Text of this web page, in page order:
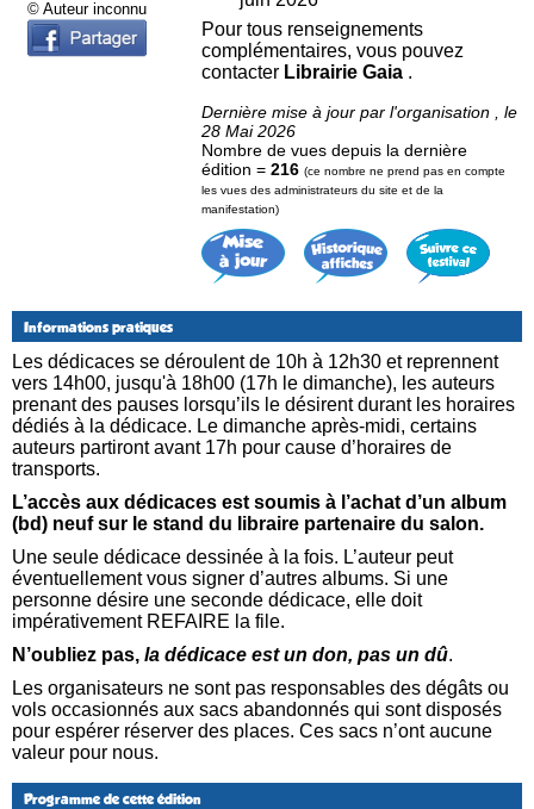
© Auteur inconnu
Pour tous renseignements
complémentaires, vous pouvez
contacter Librairie Gaia .
Dernière mise à jour par l'organisation , le
28 Mai 2026
Nombre de vues depuis la dernière
édition = 216 (ce nombre ne prend pas en compte
les vues des administrateurs du site et de la
manifestation)
Informations pratiques
Les dédicaces se déroulent de 10h à 12h30 et reprennent
vers 14h00, jusqu'à 18h00 (17h le dimanche), les auteurs
prenant des pauses lorsqu’ils le désirent durant les horaires
dédiés à la dédicace. Le dimanche après-midi, certains
auteurs partiront avant 17h pour cause d’horaires de
transports.
L’accès aux dédicaces est soumis à l’achat d’un album
(bd) neuf sur le stand du libraire partenaire du salon.
Une seule dédicace dessinée à la fois. L’auteur peut
éventuellement vous signer d’autres albums. Si une
personne désire une seconde dédicace, elle doit
impérativement REFAIRE la file.
N’oubliez pas, la dédicace est un don, pas un dû.
Les organisateurs ne sont pas responsables des dégâts ou
vols occasionnés aux sacs abandonnés qui sont disposés
pour espérer réserver des places. Ces sacs n’ont aucune
valeur pour nous.
Programme de cette édition